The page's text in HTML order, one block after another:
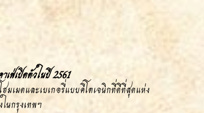
เฟ่เปิดตัวในปี 2561
ฮมเมดและเบเกอรี่แบบคีโตเจนิกที่ดีที่สุดแห่ง
ในกรุงเทพฯ